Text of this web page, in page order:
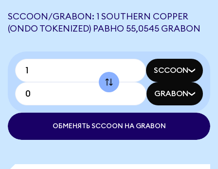
SCCOON/GRABON: 1 SOUTHERN COPPER
(ONDO TOKENIZED) РАВНО 55,0545 GRABON
SCCOON
GRABON
ОБМЕНЯТЬ SCCOON НА GRABON